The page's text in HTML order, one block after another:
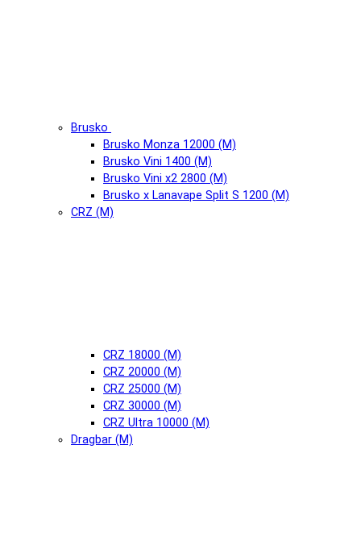
Brusko
Brusko Monza 12000 (М)
Brusko Vini 1400 (М)
Brusko Vini x2 2800 (М)
Brusko x Lanavape Split S 1200 (М)
CRZ (М)
CRZ 18000 (М)
CRZ 20000 (М)
CRZ 25000 (М)
CRZ 30000 (М)
CRZ Ultra 10000 (М)
Dragbar (М)